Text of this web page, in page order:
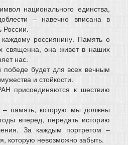
национального единства,
– навечно вписана в
России.
каждому россиянину. Память о
священна, она живет в наших
нас.
победе будет для всех вечным
и стойкости.
присоединяются к шествию
– память, которую мы должны
вперед, передать историю
За каждым портретом –
которую невозможно забыть.